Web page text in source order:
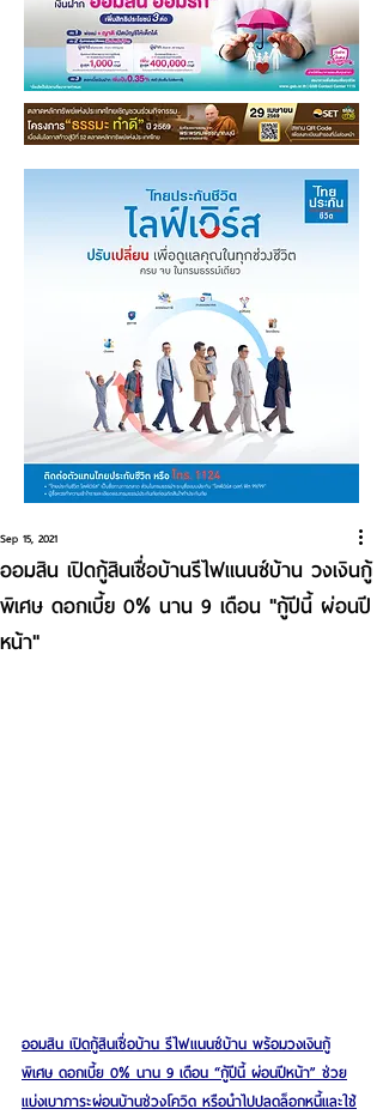
ออมสิน เปิดกู้สินเชื่อบ้านรีไฟแนนซ์บ้าน วงเงินกู้
พิเศษ ดอกเบี้ย 0% นาน 9 เดือน "กู้ปีนี้ ผ่อนปี
หน้า"
Sep 15, 2021
ออมสิน เปิดกู้สินเชื่อบ้าน รีไฟแนนซ์บ้าน พร้อมวงเงินกู้
พิเศษ ดอกเบี้ย 0% นาน 9 เดือน “กู้ปีนี้ ผ่อนปีหน้า” ช่วย
แบ่งเบาภาระผ่อนบ้านช่วงโควิด หรือนำไปปลดล็อกหนี้และใช้